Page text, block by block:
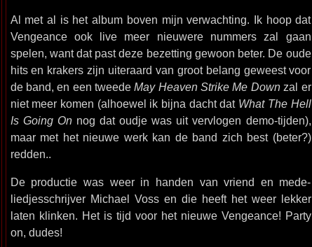
Al met al is het album boven mijn verwachting. Ik hoop dat
Vengeance ook live meer nieuwere nummers zal gaan
spelen, want dat past deze bezetting gewoon beter. De oude
hits en krakers zijn uiteraard van groot belang geweest voor
de band, en een tweedeMay Heaven Strike Me Downzal er
niet meer komen (alhoewel ik bijna dacht dat What The Hell
Is Going Onnog dat oudje was uit vervlogen demo-tijden),
maar met het nieuwe werk kan de band zich best (beter?)
redden..
De productie was weer in handen van vriend en mede-
liedjesschrijver Michael Voss en die heeft het weer lekker
laten klinken. Het is tijd voor het nieuwe Vengeance! Party
on, dudes!